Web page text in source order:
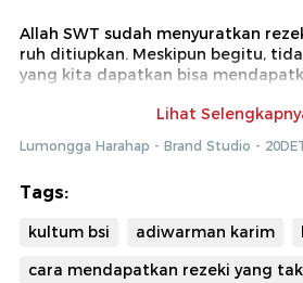
Allah SWT sudah menyuratkan
ruh ditiupkan. Meskipun begitu,
yang kita dapatkan bisa
rezeki disertai ridha-Nya agar
akhirat. Untuk tahu caranya, tonton
Karim ini, ya, detikers!
Lihat
Lumongga Harahap - Brand Studio -
Tags:
kultum bsi adiwarman karim
cara mendapatkan rezeki yang